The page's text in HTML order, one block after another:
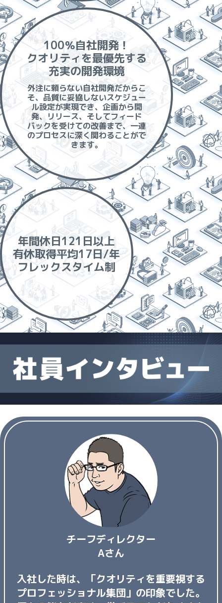
100％自社開発！
クオリティを最優先する
充実の開発環境
外注に頼らない自社開発だからこ
そ、品質に妥協しないスケジュー
ル設定が実現でき、企画から開
発、リリース、そしてフィード
バックを受けての改善まで、一連
のプロセスに深く関わることがで
きます。
年間休日121日以上
有休取得平均17日/年
フレックスタイム制
チーフディレクター
Aさん
入社した時は、「クオリティを重要視する
プロフェッショナル集団」の印象でした。